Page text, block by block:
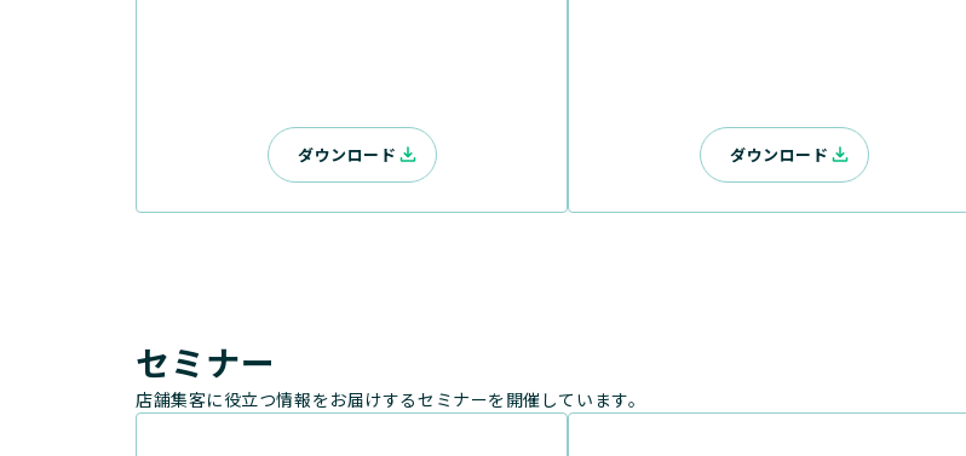
ダウンロード ダウンロード
セミナー
店舗集客に役立つ情報をお届けするセミナーを開催しています。